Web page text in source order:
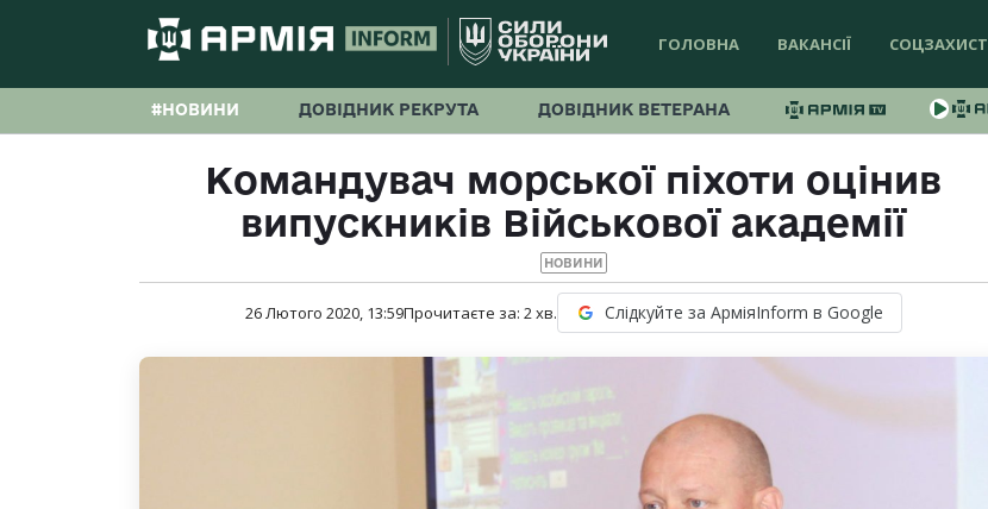
ГОЛОВНА ВАКАНСІЇ СОЦЗАХИСТ
#НОВИНИ ДОВІДНИК РЕКРУТА ДОВІДНИК ВЕТЕРАНА
Командувач морської піхоти оцінив
випускників Військової академії
НОВИНИ
26 Лютого 2020, 13:59Прочитаєте за: 2хв. Слідкуйте за АрміяInform в Google